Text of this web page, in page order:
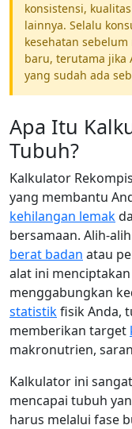
konsistensi,
lainnya. Selalu
kesehatan
baru, terutama jika
yang sudah ada
Apa Itu
Tubuh?
Kalkulator
yang membantu
kehilangan lemak
bersamaan. Alih-
berat badan atau
alat ini
menggabungkan
statistikfisik Anda,
memberikan target
makronutrien,
Kalkulator ini
mencapai tubuh
harus melalui fase